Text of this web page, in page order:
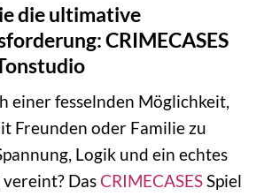
die ultimative
CRIMECASES
einer fesselnden Möglichkeit,
Freunden oder Familie zu
Logik und ein echtes
Das CRIMECASESSpiel